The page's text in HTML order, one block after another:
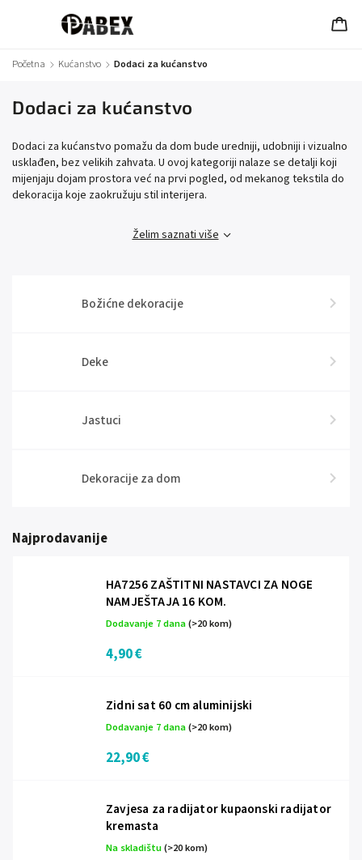
Početna / Kućanstvo / Dodaci za kućanstvo
Dodaci za kućanstvo
Dodaci za kućanstvo pomažu da dom bude uredniji, udobniji i vizualno
usklađen, bez velikih zahvata. U ovoj kategoriji nalaze se detalji koji
mijenjaju dojam prostora već na prvi pogled, od mekanog tekstila do
dekoracija koje zaokružuju stil interijera.
Želim saznati više
Božićne dekoracije
Deke
Jastuci
Dekoracije za dom
Najprodavanije
HA7256 ZAŠTITNI NASTAVCI ZA NOGE
NAMJEŠTAJA 16 KOM.
Dodavanje 7 dana(>20 kom)
4,90 €
Zidni sat 60 cm aluminijski
Dodavanje 7 dana(>20 kom)
22,90 €
Zavjesa za radijator kupaonski radijator
kremasta
Na skladištu(>20 kom)